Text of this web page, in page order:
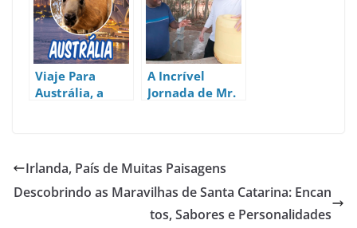
Viaje Para
Austrália, a
A Incrível
Jornada de Mr.
África
Irlanda, País de Muitas Paisagens
Descobrindo as Maravilhas de Santa Catarina: Encan
tos, Sabores e Personalidades